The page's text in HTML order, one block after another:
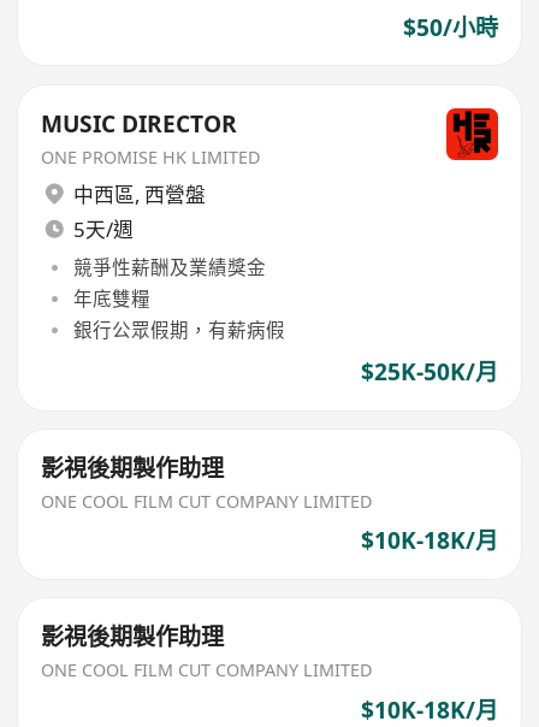
$50/小時
MUSIC DIRECTOR
ONE PROMISE HK LIMITED
中西區, 西營盤
5天/週
競爭性薪酬及業績獎金
年底雙糧
銀行公眾假期，有薪病假
$25K-50K/月
影視後期製作助理
ONE COOL FILM CUT COMPANY LIMITED
$10K-18K/月
影視後期製作助理
ONE COOL FILM CUT COMPANY LIMITED
$10K-18K/月